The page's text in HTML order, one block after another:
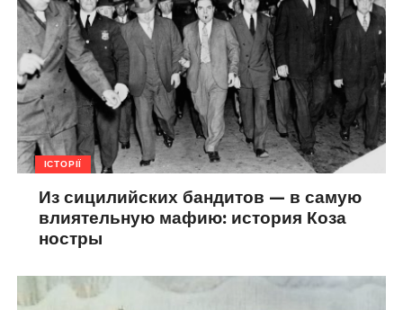
ІСТОРІЇ
Из сицилийских бандитов — в самую
влиятельную мафию: история Коза
ностры